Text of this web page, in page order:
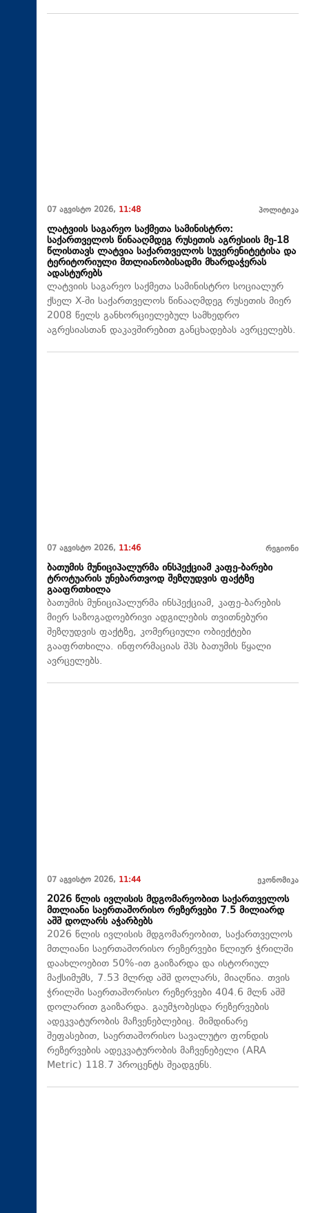
07 აგვისტო 2026, 11:48 პოლიტიკა
ლატვიის საგარეო საქმეთა სამინისტრო:
საქართველოს წინააღმდეგ რუსეთის აგრესიის მე-18
წლისთავს ლატვია საქართველოს სუვერენიტეტისა და
ტერიტორიული მთლიანობისადმი მხარდაჭერას
ადასტურებს
ლატვიის საგარეო საქმეთა სამინისტრო სოციალურ
ქსელ X-ში საქართველოს წინააღმდეგ რუსეთის მიერ
2008 წელს განხორციელებულ სამხედრო
აგრესიასთან დაკავშირებით განცხადებას ავრცელებს.
07 აგვისტო 2026, 11:46 რეგიონი
ბათუმის მუნიციპალურმა ინსპექციამ კაფე-ბარები
ტროტუარის უნებართვოდ შეზღუდვის ფაქტზე
გააფრთხილა
ბათუმის მუნიციპალურმა ინსპექციამ, კაფე-ბარების
მიერ საზოგადოებრივი ადგილების თვითნებური
შეზღუდვის ფაქტზე, კომერციული ობიექტები
გააფრთხილა. ინფორმაციას შპს ბათუმის წყალი
ავრცელებს.
07 აგვისტო 2026, 11:44 ეკონომიკა
2026 წლის ივლისის მდგომარეობით საქართველოს
მთლიანი საერთაშორისო რეზერვები 7.5 მილიარდ
აშშ დოლარს აჭარბებს
2026 წლის ივლისის მდგომარეობით, საქართველოს
მთლიანი საერთაშორისო რეზერვები წლიურ ჭრილში
დაახლოებით 50%-ით გაიზარდა და ისტორიულ
მაქსიმუმს, 7.53 მლრდ აშშ დოლარს, მიაღწია. თვის
ჭრილში საერთაშორისო რეზერვები 404.6 მლნ აშშ
დოლარით გაიზარდა. გაუმჯობესდა რეზერვების
ადეკვატურობის მაჩვენებლებიც. მიმდინარე
შეფასებით, საერთაშორისო სავალუტო ფონდის
რეზერვების ადეკვატურობის მაჩვენებელი (ARA
Metric) 118.7 პროცენტს შეადგენს.